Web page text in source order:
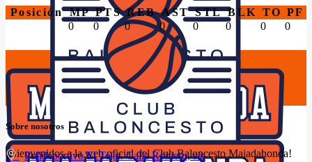
Posición MP PTS REB AST STL BLK TO PF
0
0 0 0 0 0 0 0
Sobre nosotros
¡Bienvenidos a la web oficial del Club Baloncesto Majadahonda!
Polideportivo El Tejar. Calle Romero, s/n